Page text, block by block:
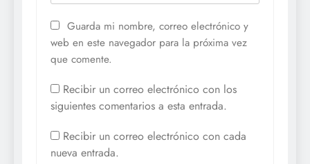
Guarda mi nombre, correo electrónico y
web en este navegador para la próxima vez
que comente.
Recibir un correo electrónico con los
siguientes comentarios a esta entrada.
Recibir un correo electrónico con cada
nueva entrada.